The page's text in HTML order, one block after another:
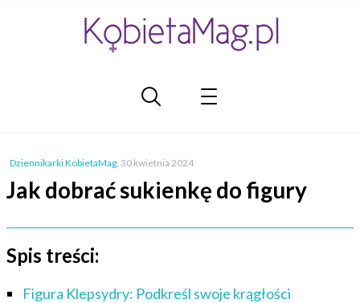
Dziennikarki KobietaMag, 30 kwietnia 2024
Jak dobrać sukienkę do figury
Spis treści:
Figura Klepsydry: Podkreśl swoje krągłości